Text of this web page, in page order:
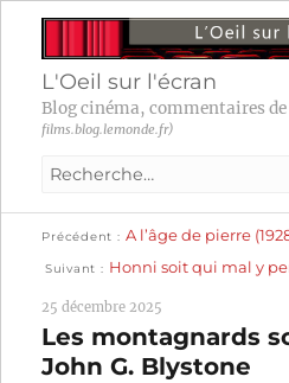
L'Oeil sur l'écran
Blog cinéma, commentaires
films.blog.lemonde.fr)
Recherche
:
Navigation
l’article
Précédent
précédente :
A l’âge de pierre
Suivant
suivante :
Honni soit qui mal y
25 décembre 2025
Les montagnards
John G. Blystone